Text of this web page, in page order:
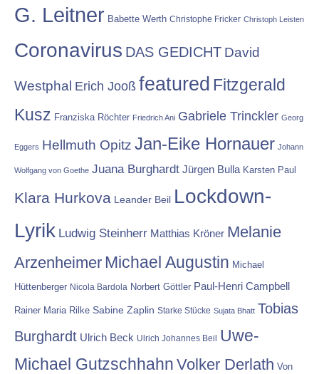
G. Leitner Babette Werth Christophe Fricker Christoph Leisten
Coronavirus DAS GEDICHT David
Westphal Erich Jooß featured Fitzgerald
Kusz Franziska Röchter Friedrich Ani Gabriele Trinckler Georg
Eggers Hellmuth Opitz Jan-Eike Hornauer Johann
Wolfgang von Goethe Juana Burghardt Jürgen Bulla Karsten Paul
Klara Hurkova Leander Beil Lockdown-
Lyrik Ludwig Steinherr Matthias Kröner Melanie
Arzenheimer Michael Augustin Michael
Hüttenberger Nicola Bardola Norbert Göttler Paul-Henri Campbell
Rainer Maria Rilke Sabine Zaplin Starke Stücke Sujata Bhatt Tobias
Burghardt Ulrich Beck Ulrich Johannes Beil Uwe-
Michael Gutzschhahn Volker Derlath Von